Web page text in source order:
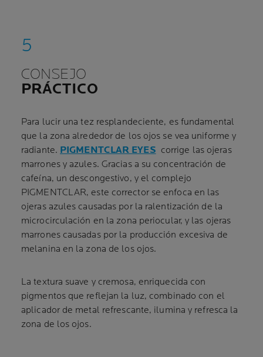
CONSEJO
PRÁCTICO
Para lucir una tez resplandeciente, es fundamental
que la zona alrededor de los ojos se vea uniforme y
radiante. PIGMENTCLAR EYES corrige las ojeras
marrones y azules. Gracias a su concentración de
cafeína, un descongestivo, y el complejo
PIGMENTCLAR, este corrector se enfoca en las
ojeras azules causadas por la ralentización de la
microcirculación en la zona periocular, y las ojeras
marrones causadas por la producción excesiva de
melanina en la zona de los ojos.
La textura suave y cremosa, enriquecida con
pigmentos que reflejan la luz, combinado con el
aplicador de metal refrescante, ilumina y refresca la
zona de los ojos.